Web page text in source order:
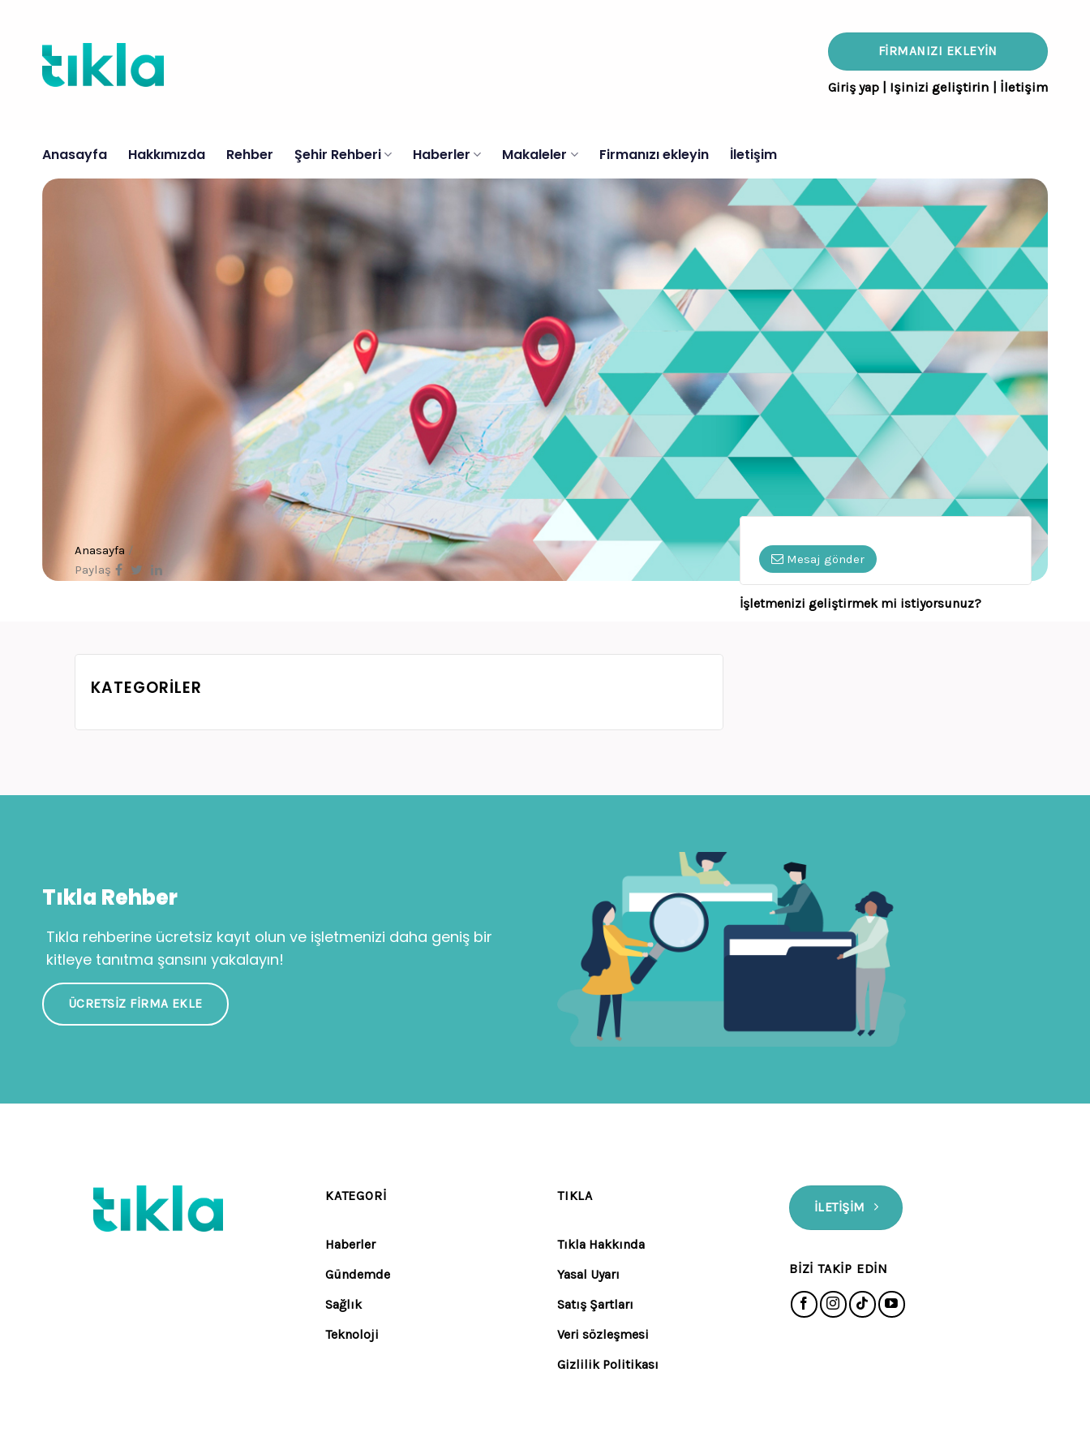
FIRMANIZI EKLEYIN
Giriş yap Işinizi geliştirin İletişim
Anasayfa Hakkımızda Rehber Şehir Rehberi Haberler Makaleler Firmanızı ekleyin İletişim
Anasayfa /
Paylaş
KATEGORILER
Mesaj gönder
İşletmenizi geliştirmek mi istiyorsunuz?
Tıkla Rehber
Tıkla rehberine ücretsiz kayıt olun ve işletmenizi daha geniş bir
kitleye tanıtma şansını yakalayın!
ÜCRETSIZ FIRMA EKLE
KATEGORI
Haberler
Gündemde
Sağlık
Teknoloji
TIKLA
Tıkla Hakkında
Yasal Uyarı
Satış Şartları
Veri sözleşmesi
Gizlilik Politikası
İLETIŞIM
BIZI TAKIP EDIN